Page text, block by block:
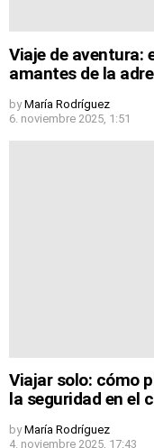
Viaje de aventura:
amantes de la
by María Rodríguez
6. noviembre 2025, 1:51
Viajar solo: cómo
la seguridad en el
by María Rodríguez
4. noviembre 2025, 17:43